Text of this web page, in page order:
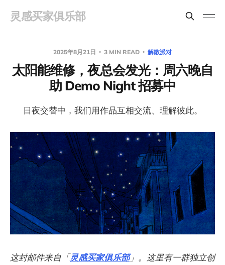
灵感买家俱乐部
2025年8月21日 3 MIN READ 解散派对
太阳能维修，夜总会发光：周六晚自
助 Demo Night 招募中
日夜交替中，我们用作品互相交流、理解彼此。
这封邮件来自「灵感买家俱乐部」。这里有一群独立创